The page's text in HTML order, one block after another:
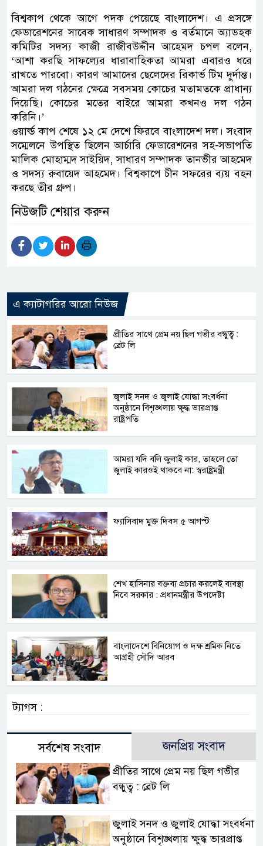
বিশ্বকাপ থেকে আগে পদক পেয়েছে বাংলাদেশ। এ প্রসঙ্গে
ফেডারেশনের সাবেক সাধারণ সম্পাদক ও বর্তমানে অ্যাডহক
কমিটির সদস্য কাজী রাজীবউদ্দীন আহেমদ চপল বলেন,
‘আশা করছি সাফল্যের ধারাবাহিকতা আমরা এবারও ধরে
রাখতে পারবো। কারণ আমাদের ছেলেদের রিকার্ভ টিম দুর্দান্ত।
আমরা দল গঠনের ক্ষেত্রে সবসময় কোচের মতামতকে প্রাধান্য
দিয়েছি। কোচের মতের বাইরে আমরা কখনও দল গঠন
করিনি।’
ওয়ার্ল্ড কাপ শেষে ১২ মে দেশে ফিরবে বাংলাদেশ দল। সংবাদ
সম্মেলনে উপস্থিত ছিলেন আর্চারি ফেডারেশনের সহ-সভাপতি
মালিক মোহাম্মদ সাইয়িদ, সাধারণ সম্পাদক তানভীর আহমেদ
ও সদস্য রুবায়েদ আহমেদ। বিশ্বকাপে চীন সফরের ব্যয় বহন
করছে তীর গ্রুপ।
নিউজটি শেয়ার করুন
এ ক্যাটাগরির আরো নিউজ
প্রীতির সাথে প্রেম নয় ছিল গভীর বন্ধুত্ব :
ব্রেট লি
জুলাই সনদ ও জুলাই যোদ্ধা সংবর্ধনা
অনুষ্ঠানে বিশৃঙ্খলায় ক্ষুদ্ধ ভারপ্রাপ্ত
রাষ্ট্রপতি
আমরা যদি বলি জুলাই কার, তাহলে তো
জুলাই কারওই থাকবে না: স্বরাষ্ট্রমন্ত্রী
ফ্যাসিবাদ মুক্ত দিবস ৫ আগস্ট
শেখ হাসিনার বক্তব্য প্রচার করলেই ব্যবস্থা
নিবে সরকার : প্রধানমন্ত্রীর উপদেষ্টা
বাংলাদেশে বিনিয়োগ ও দক্ষ শ্রমিক নিতে
আগ্রহী সৌদি আরব
ট্যাগস :
সর্বশেষ সংবাদ জনপ্রিয় সংবাদ
প্রীতির সাথে প্রেম নয় ছিল গভীর
বন্ধুত্ব : ব্রেট লি
জুলাই সনদ ও জুলাই যোদ্ধা সংবর্ধনা
অনুষ্ঠানে বিশৃঙ্খলায় ক্ষুদ্ধ ভারপ্রাপ্ত